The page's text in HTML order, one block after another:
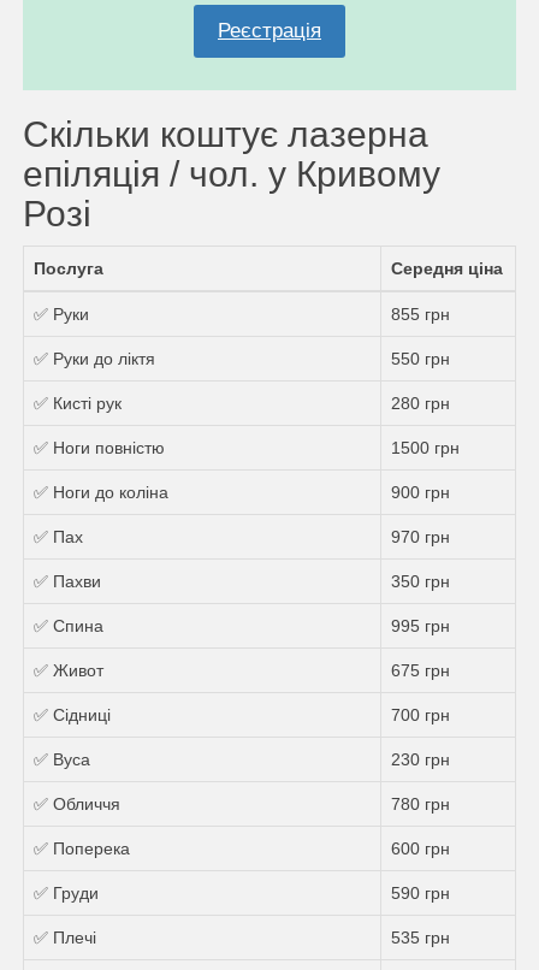
Реєстрація
Скільки коштує лазерна
епіляція / чол. у Кривому
Розі
Послуга Середня ціна
✅ Руки 855 грн
✅ Руки до ліктя 550 грн
✅ Кисті рук 280 грн
✅ Ноги повністю 1500 грн
✅ Ноги до коліна 900 грн
✅ Пах 970 грн
✅ Пахви 350 грн
✅ Спина 995 грн
✅ Живот 675 грн
✅ Сідниці 700 грн
✅ Вуса 230 грн
✅ Обличчя 780 грн
✅ Поперека 600 грн
✅ Груди 590 грн
✅ Плечі 535 грн